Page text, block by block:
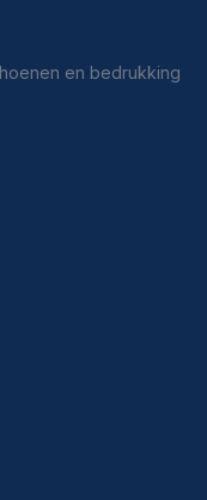
en bedrukking